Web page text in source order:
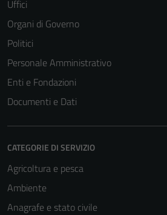
Uffici
Organi di Governo
Politici
Personale Amministrativo
Enti e Fondazioni
Documenti e Dati
CATEGORIE DI SERVIZIO
Agricoltura e pesca
Ambiente
Anagrafe e stato civile